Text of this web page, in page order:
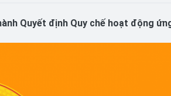
Quyết định Quy chế hoạt động